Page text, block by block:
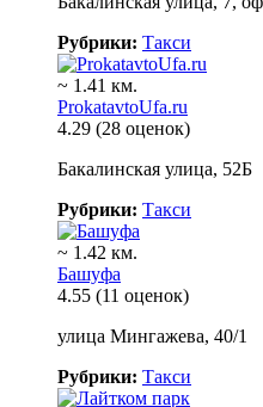
Рубрики: Такси
~ 1.41 км.
ProkatavtoUfa.ru
4.29 (28 оценок)
Бакалинская улица, 52Б
Рубрики: Такси
~ 1.42 км.
Башуфа
4.55 (11 оценок)
улица Мингажева, 40/1
Рубрики: Такси